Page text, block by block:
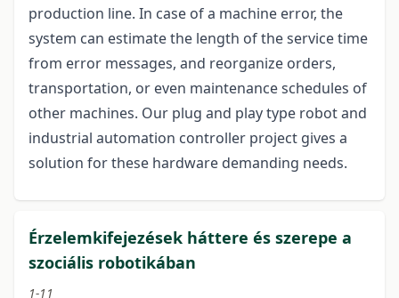
production line. In case of a machine error, the
system can estimate the length of the service time
from error messages, and reorganize orders,
transportation, or even maintenance schedules of
other machines. Our plug and play type robot and
industrial automation controller project gives a
solution for these hardware demanding needs.
Érzelemkifejezések háttere és szerepe a
szociális robotikában
1-11